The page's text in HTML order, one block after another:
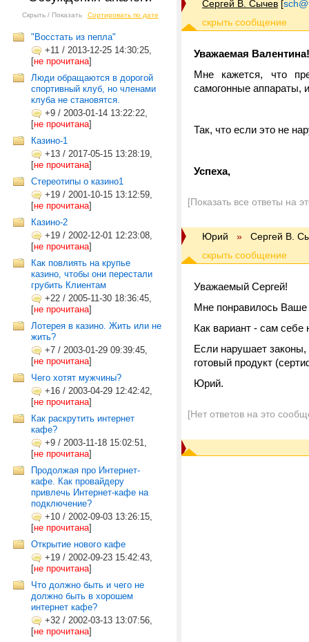
Скрыть / Показать Сортировать по дате
"Восстать из пепла"
+11 / 2013-12-25 14:30:25,
[не прочитана]
Люди обращаются в дорогой
спортивный клуб, но членами
клуба не становятся.
+9 / 2003-01-14 13:22:22,
[не прочитана]
Казино-1
+13 / 2017-05-15 13:28:19,
[не прочитана]
Стереотипы о казино1
+19 / 2001-10-15 13:12:59,
[не прочитана]
Казино-2
+19 / 2002-12-01 12:23:08,
[не прочитана]
Как повлиять на крупье
казино, чтобы они перестали
грубить Клиентам
+22 / 2005-11-30 18:36:45,
[не прочитана]
Лотерея в казино. Жить или не
жить?
+7 / 2003-01-29 09:39:45,
[не прочитана]
Чего хотят мужчины?
+16 / 2003-04-29 12:42:42,
[не прочитана]
Как раскрутить интернет
кафе?
+9 / 2003-11-18 15:02:51,
[не прочитана]
Продолжая про Интернет-
кафе. Как провайдеру
привлечь Интернет-кафе на
подключение?
+10 / 2002-09-03 13:26:15,
[не прочитана]
Открытие нового кафе
+19 / 2002-09-23 15:42:43,
[не прочитана]
Что должно быть и чего не
должно быть в хорошем
интернет кафе?
+32 / 2002-03-13 13:07:56,
[не прочитана]
Сергей В. Сычев [
Уважаемая Валентина!
Мне кажется, что
самогонные аппараты,
Так, что если это не
Успеха,
[Показать все ответы на
Юрий » Cергей В.
Уважаемый Сергей!
Мне понравилось
Как вариант - сам себе
Если нарушает
готовый продукт
Юрий.
[Нет ответов на это